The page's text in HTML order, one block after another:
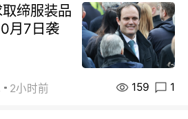
缔服装品
月7日袭
2小时前 159 1